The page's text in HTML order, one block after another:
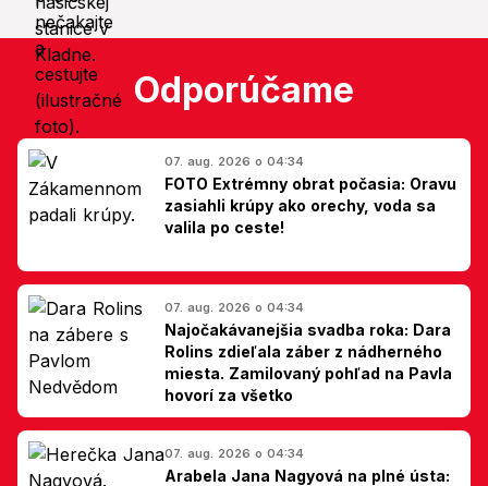
Odporúčame
07. aug. 2026 o 04:34
FOTO Extrémny obrat počasia: Oravu
zasiahli krúpy ako orechy, voda sa
valila po ceste!
07. aug. 2026 o 04:34
Najočakávanejšia svadba roka: Dara
Rolins zdieľala záber z nádherného
miesta. Zamilovaný pohľad na Pavla
hovorí za všetko
07. aug. 2026 o 04:34
Arabela Jana Nagyová na plné ústa: